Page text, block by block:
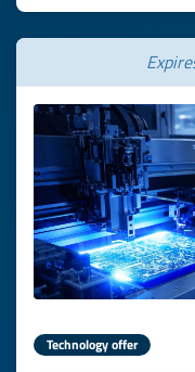
Technology offer